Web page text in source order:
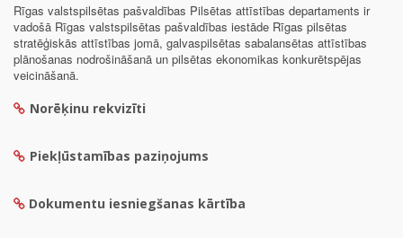
Rīgas valstspilsētas pašvaldības Pilsētas attīstības departaments ir
vadošā Rīgas valstspilsētas pašvaldības iestāde Rīgas pilsētas
stratēģiskās attīstības jomā, galvaspilsētas sabalansētas attīstības
plānošanas nodrošināšanā un pilsētas ekonomikas konkurētspējas
veicināšanā.
Norēķinu rekvizīti
Piekļūstamības paziņojums
Dokumentu iesniegšanas kārtība